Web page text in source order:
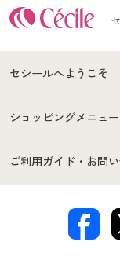
カラー
セシールへようこそ
はじめての方へ
セシールご利用規約
著作権・商標について
ショッピングメニュー
商品カテゴリ
ご利用ガイド・お問
交換・返品は